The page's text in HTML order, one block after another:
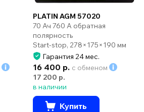
PLATIN AGM 57020
70 Ач 760 А обратная
полярность
Start-stop, 278×175×190 мм
Гарантия 24 мес.
16 400 р. с обменом
17 200 р.
в наличии
Купить